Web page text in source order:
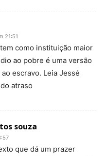
21:51
como instituição maior
ao pobre é uma versão
escravo. Leia Jessé
atraso
souza
que dá um prazer